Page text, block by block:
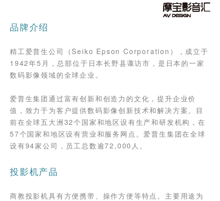
品牌介绍
精工爱普生公司（Seiko Epson Corporation），成立于
1942年5月，总部位于日本长野县诹访市，是日本的一家
数码影像领域的全球企业。
爱普生集团通过富有创新和创造力的文化，提升企业价
值，致力于为客户提供数码影像创新技术和解决方案。目
前在全球五大洲32个国家和地区设有生产和研发机构，在
57个国家和地区设有营业和服务网点。爱普生集团在全球
设有94家公司，员工总数逾72,000人。
投影机产品
商教投影机具有方便携带、操作方便等特点。主要用途为